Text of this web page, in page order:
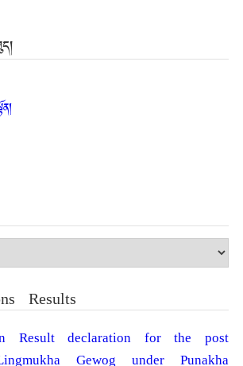
Results
Result declaration for the post
Gewog under Punakha